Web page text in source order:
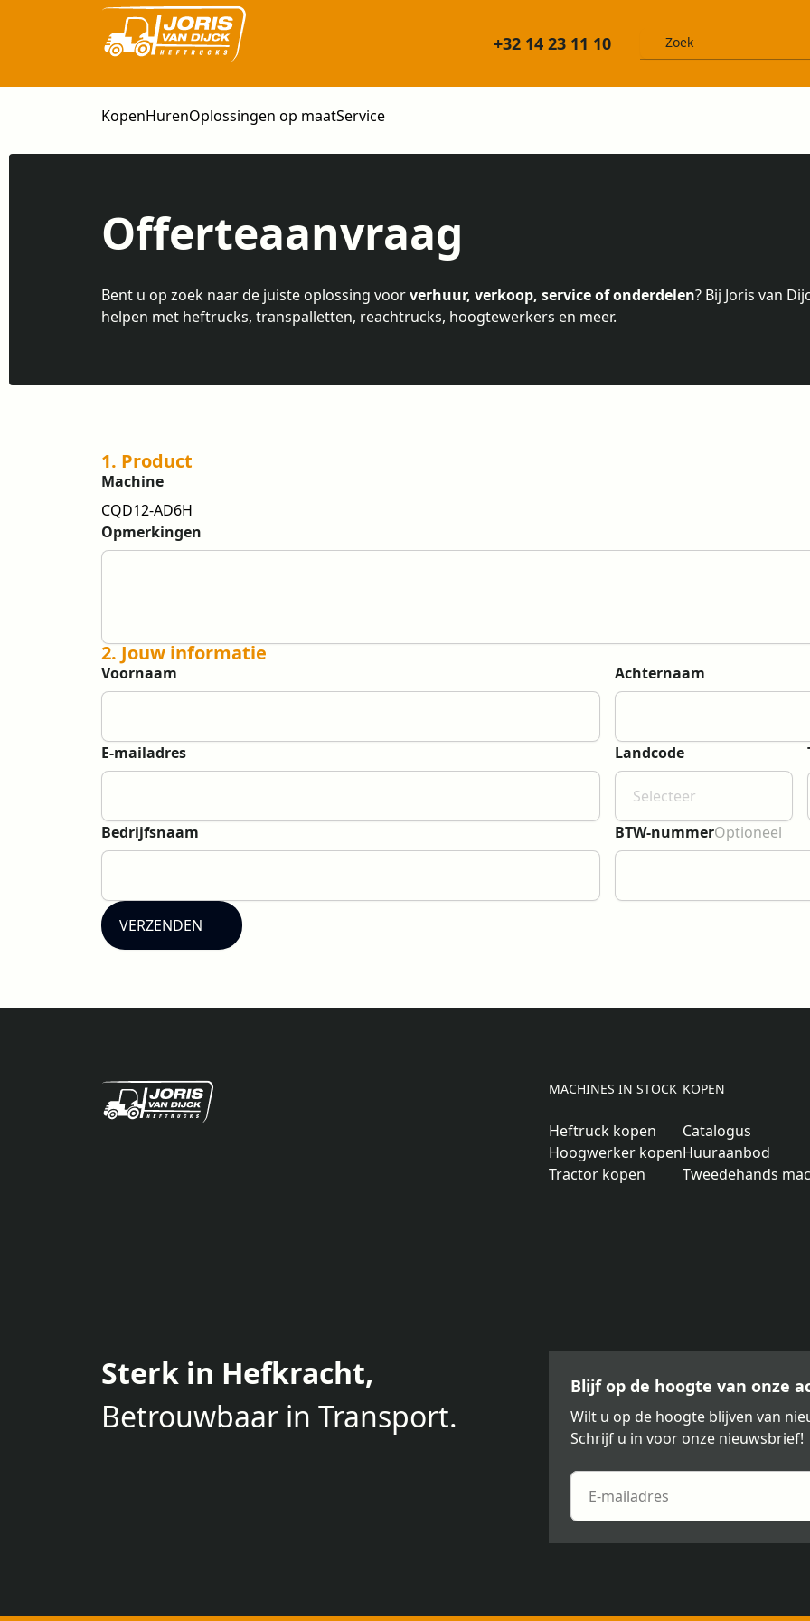
+32 14 23 11 10
KopenHurenOplossingen op maatService
Offerteaanvraag
Bent u op zoek naar de juiste oplossing voorverhuur, verkoop, service of onderdelen? Bij Joris van
helpen met heftrucks, transpalletten, reachtrucks, hoogtewerkers en meer.
1. Product
Machine
CQD12-AD6H
Opmerkingen
2. Jouw informatie
Voornaam Achternaam
E-mailadres Landcode
Selecteer
Bedrijfsnaam BTW-nummerOptioneel
VERZENDEN
MACHINES IN STOCK
Heftruck kopen
Hoogwerker kopen
Tractor kopen
KOPEN
Catalogus
Huuraanbod
Tweedehands
Sterk in Hefkracht,
Betrouwbaar in Transport.
Blijf op de hoogte van onze
Wilt u op de hoogte blijven van
Schrijf u in voor onze nieuwsbrief!